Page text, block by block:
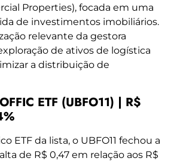
Properties), focada em uma
de investimentos imobiliários.
relevante da gestora
de ativos de logística
a distribuição de
ETF (UBFO11) | R$
ETF da lista, o UBFO11 fechou a
de R$ 0,47 em relação aos R$